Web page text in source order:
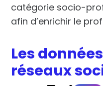
catégorie socio-
afin d’enrichir le
Les
réseaux